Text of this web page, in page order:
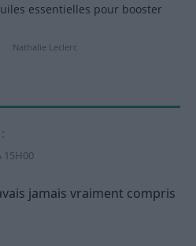
essentielles pour booster
Nathalie Leclerc
15H00
jamais vraiment compris